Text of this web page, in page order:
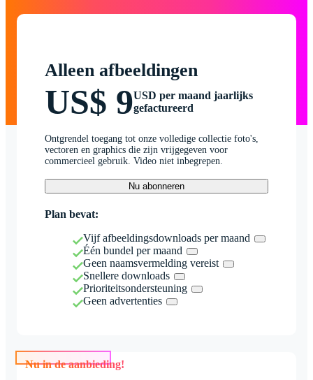
Alleen afbeeldingen
US$ 9USD per maand jaarlijks
gefactureerd
Ontgrendel toegang tot onze volledige collectie foto's,
vectoren en graphics die zijn vrijgegeven voor
commercieel gebruik. Video niet inbegrepen.
Nu abonneren
Plan bevat:
Vijf afbeeldingsdownloads per maand
Één bundel per maand
Geen naamsvermelding vereist
Snellere downloads
Prioriteitsondersteuning
Geen advertenties
Nu in de aanbieding!